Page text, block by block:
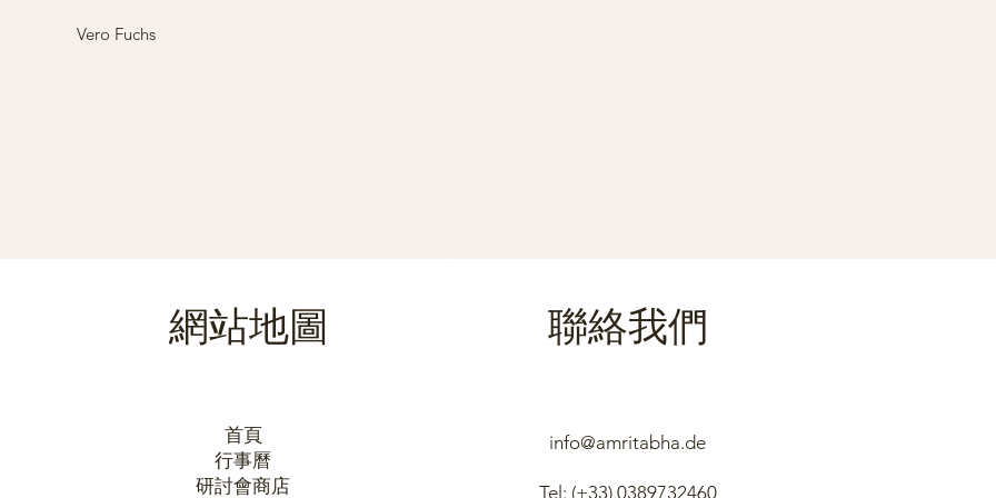
Vero Fuchs
網站地圖 聯絡我們
Tel: (+33) 0389732460
info@amritabha.de
首頁
行事曆
研討會商店